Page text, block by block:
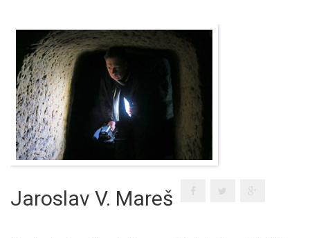
Jaroslav V. Mareš